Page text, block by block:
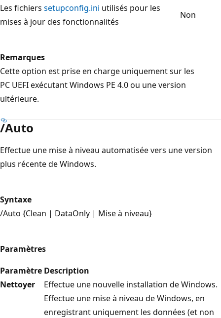
Les fichiers setupconfig.ini utilisés pour les
mises à jour des fonctionnalités
Non
Remarques
Cette option est prise en charge uniquement sur les
PC UEFI exécutant Windows PE 4.0 ou une version
ultérieure.
/Auto
Effectue une mise à niveau automatisée vers une version
plus récente de Windows.
Syntaxe
/Auto {Clean | DataOnly | Mise à niveau}
Paramètres
Paramètre Description
Nettoyer
Effectue une nouvelle installation de Windows.
Effectue une mise à niveau de Windows, en
enregistrant uniquement les données (et non